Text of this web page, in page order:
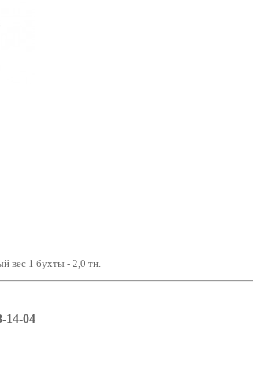
вес 1 бухты - 2,0 тн.
14-04